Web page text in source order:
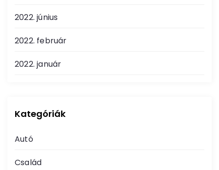
2022. június
2022. február
2022. január
Kategóriák
Autó
Család